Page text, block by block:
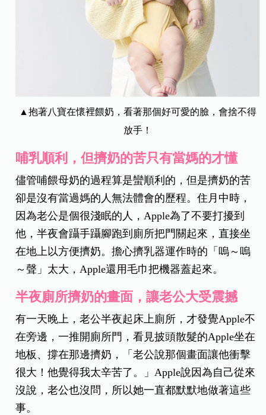
▲抱著八寶在懷裡餵奶，看著那個好可愛的臉，會捨不得
放手！
哺乳順利，但擠奶的苦只有當媽的才懂
儘管哺餵母奶的過程算是蠻順利的，但是擠奶的苦
卻是沒有當過媽的人無法體會的歷程。住月中時，
因為老公是個很淺眠的人，Apple為了不要打擾到
他，半夜會躡手躡腳跑到廁所把門關起來，直接坐
在地上以方便擠奶。擔心擠乳器運作時的「嗚～嗚
～聲」太大，Apple還用毛巾把機器蓋起來。
半夜廁所擠奶的畫面，讓老公大受震撼
有一天晚上，老公半夜起床上廁所，才發覺Apple不
在旁邊，一推開廁所門，看見披頭散髮的Apple坐在
地板、撐在那邊擠奶，「老公說那個畫面讓他衝擊
很大！他覺得我太辛苦了。」Apple說因為自己從來
沒說，老公也沒問，所以她一直都默默地做著這些
事。